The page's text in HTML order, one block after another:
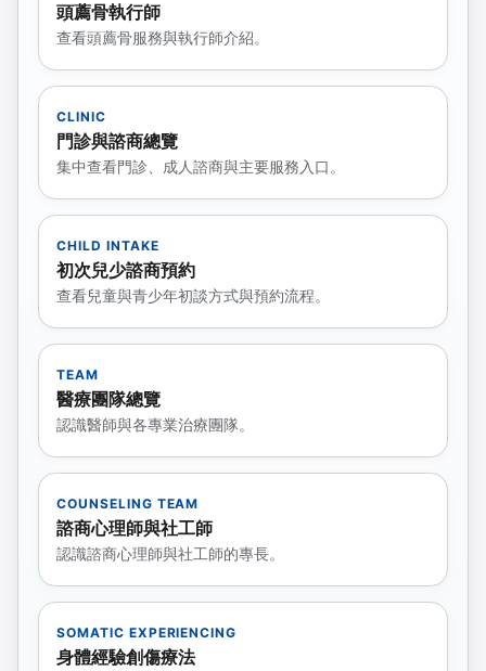
頭薦骨執行師
查看頭薦骨服務與執行師介紹。
CLINIC
門診與諮商總覽
集中查看門診、成人諮商與主要服務入口。
CHILD INTAKE
初次兒少諮商預約
查看兒童與青少年初談方式與預約流程。
TEAM
醫療團隊總覽
認識醫師與各專業治療團隊。
COUNSELING TEAM
諮商心理師與社工師
認識諮商心理師與社工師的專長。
SOMATIC EXPERIENCING
身體經驗創傷療法